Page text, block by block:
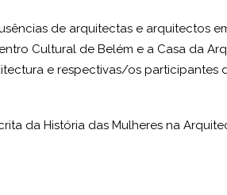
de arquitectas e arquitectos
Cultural de Belém e a Casa da
e respectivas/os participantes
da História das Mulheres na